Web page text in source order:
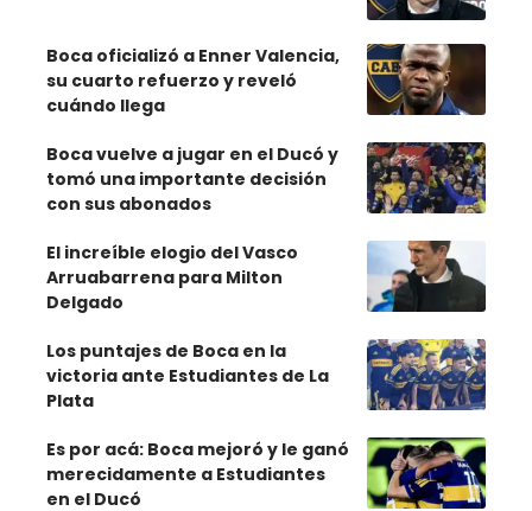
Boca oficializó a Enner Valencia,
su cuarto refuerzo y reveló
cuándo llega
Boca vuelve a jugar en el Ducó y
tomó una importante decisión
con sus abonados
El increíble elogio del Vasco
Arruabarrena para Milton
Delgado
Los puntajes de Boca en la
victoria ante Estudiantes de La
Plata
Es por acá: Boca mejoró y le ganó
merecidamente a Estudiantes
en el Ducó